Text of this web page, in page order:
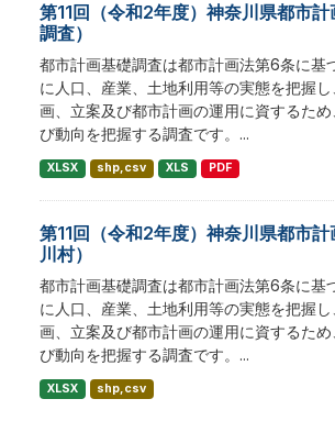
第11回（令和2年度）神奈川県都市
調査）
都市計画基礎調査は都市計画法第6条に基
に人口、産業、土地利用等の実態を把握
画、立案及び都市計画の運用に資するた
び動向を把握する調査です。...
XLSX shp,csv XLS PDF
第11回（令和2年度）神奈川県都市
川村）
都市計画基礎調査は都市計画法第6条に基
に人口、産業、土地利用等の実態を把握
画、立案及び都市計画の運用に資するた
び動向を把握する調査です。...
XLSX shp,csv